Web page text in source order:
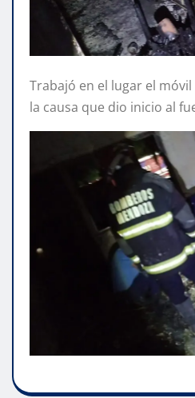
Trabajó en el lugar el
la causa que dio inicio al